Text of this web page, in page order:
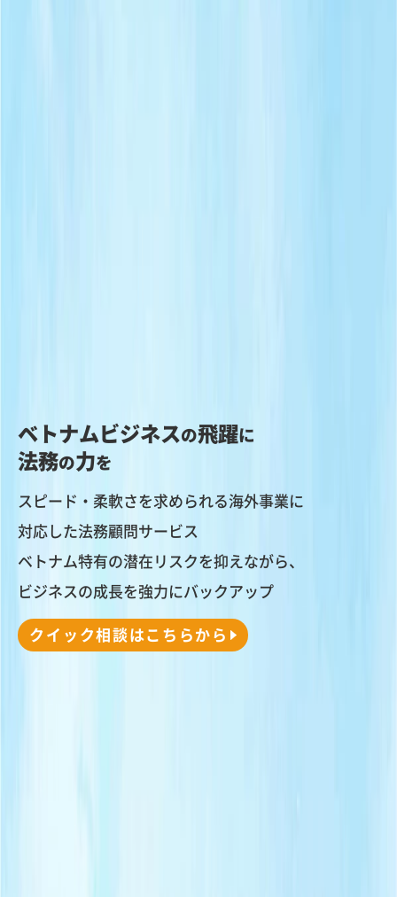
ベトナムビジネスの飛躍に
法務の力を
スピード・柔軟さを求められる海外事業に
対応した法務顧問サービス
ベトナム特有の潜在リスクを抑えながら、
ビジネスの成長を強力にバックアップ
クイック相談はこちらから